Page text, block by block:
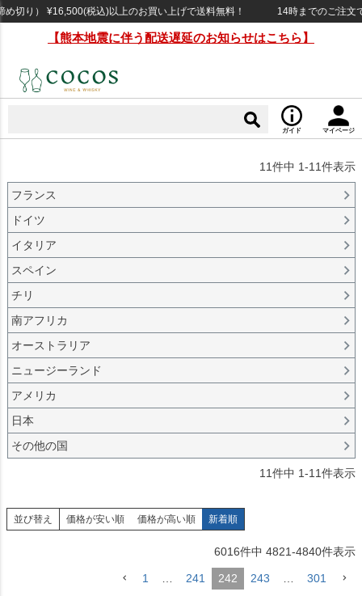
り） ¥16,500(税込)以上のお買い上げで送料無料！ 14時までのご注文
【熊本地震に伴う配送遅延のお知らせはこちら】
ガイド マイページ
11件中 1-11件表示
フランス
ドイツ
イタリア
スペイン
チリ
南アフリカ
オーストラリア
ニュージーランド
アメリカ
日本
その他の国
11件中 1-11件表示
並び替え 価格が安い順 価格が高い順 新着順
6016件中 4821-4840件表示
1 241 242 243 301